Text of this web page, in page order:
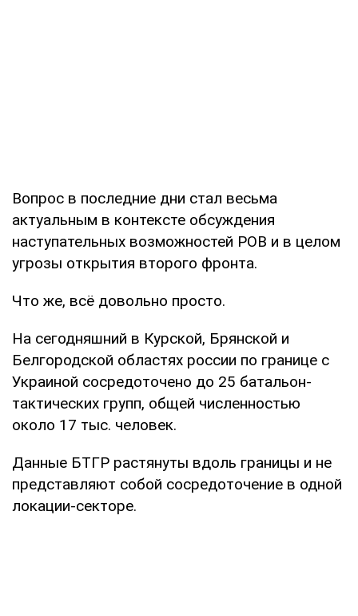
Вопрос в последние дни стал весьма
актуальным в контексте обсуждения
наступательных возможностей РОВ и в целом
угрозы открытия второго фронта.
Что же, всё довольно просто.
На сегодняшний в Курской, Брянской и
Белгородской областях россии по границе с
Украиной сосредоточено до 25 батальон-
тактических групп, общей численностью
около 17 тыс. человек.
Данные БТГР растянуты вдоль границы и не
представляют собой сосредоточение в одной
локации-секторе.